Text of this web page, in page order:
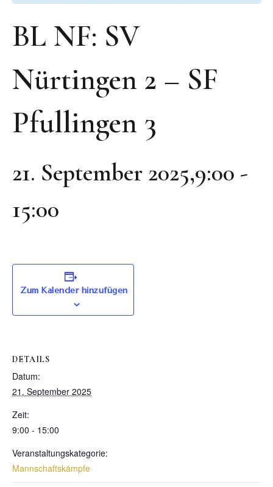
BL NF: SV
Nürtingen 2 – SF
Pfullingen 3
21. September 2025,9:00 -
15:00
Zum Kalender hinzufügen
DETAILS
Datum:
21. September 2025
Zeit:
9:00 - 15:00
Veranstaltungskategorie:
Mannschaftskämpfe